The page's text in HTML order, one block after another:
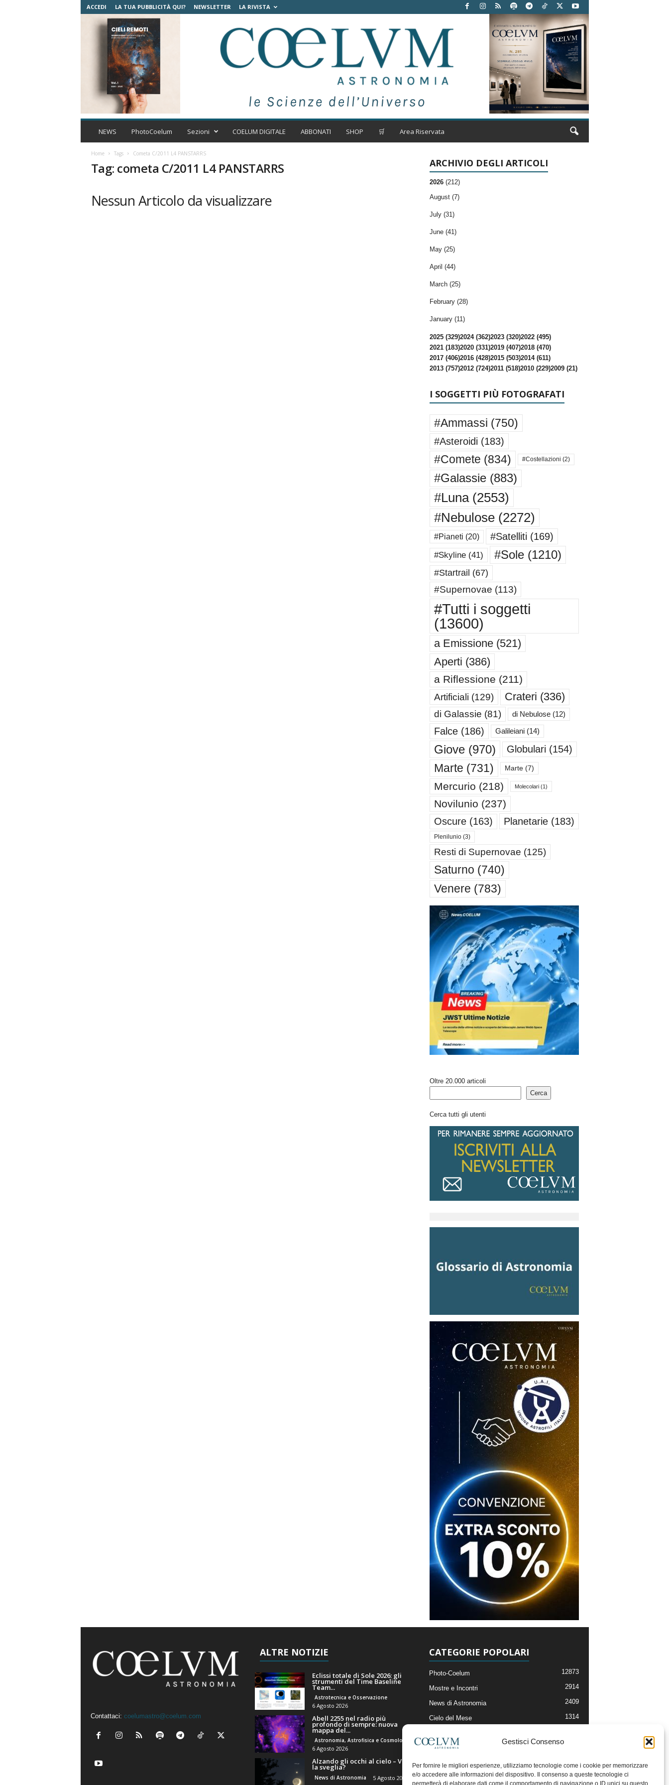
Gestisci Consenso
Per fornire le migliori esperienze, utilizziamo tecnologie come i cookie per memorizzare
e/o accedere alle informazioni del dispositivo. Il consenso a queste tecnologie ci
permetterà di elaborare dati come il comportamento di navigazione o ID unici su questo
ACCEDI LA TUA PUBBLICITÀ QUI? NEWSLETTER LA RIVISTA
C
l
m
t
NEWS PhotoCoelum Sezioni COELUM DIGITALE ABBONATI SHOP 🛒 Area Riservata
Home Tags Cometa C/2011 L4 PANSTARRS
Tag: cometa C/2011 L4 PANSTARRS
Nessun Articolo da visualizzare
ARCHIVIO DEGLI ARTICOLI
2026 (212)
August (7)
July (31)
June (41)
May (25)
April (44)
March (25)
February (28)
January (11)
2025 (329)2024 (362)2023 (320)2022 (495)
2021 (183)2020 (331)2019 (407)2018 (470)
2017 (406)2016 (428)2015 (503)2014 (611)
2013 (757)2012 (724)2011 (518)2010 (229)2009 (21)
I SOGGETTI PIÙ FOTOGRAFATI
#Ammassi (750)
#Asteroidi (183)
#Comete (834) #Costellazioni (2)
#Galassie(883)
#Luna(2553)
#Nebulose(2272)
#Pianeti (20) #Satelliti (169)
#Skyline(41) #Sole(1210)
#Startrail (67)
#Supernovae (113)
#Tutti i soggetti
(13600)
a Emissione(521)
Aperti (386)
a Riflessione (211)
Artificiali (129) Crateri (336)
di Galassie (81) di Nebulose(12)
Falce(186) Galileiani(14)
Giove(970) Globulari (154)
Marte (731) Marte(7)
Mercurio (218) Molecolari(1)
Novilunio (237)
Oscure(163) Planetarie(183)
Plenilunio(3)
Resti di Supernovae (125)
Saturno (740)
Venere (783)
Oltre 20.000 articoli
Cerca
Cerca tutti gli utenti
Contattaci: coelumastro@coelum.com
ALTRE NOTIZIE
Eclissi totale di Sole 2026: gli
strumenti del Time Baseline
Team...
Astrotecnica e Osservazione
6 Agosto 2026
Abell 2255 nel radio più
profondo di sempre: nuova
mappa del...
Astronomia, Astrofisica e Cosmologia
6 Agosto 2026
Alzando gli occhi al cielo – Vale
la sveglia?
News di Astronomia 5 Agosto 2026
CATEGORIE POPOLARI
Photo-Coelum 12873
Mostre e Incontri 2914
News di Astronomia 2409
Cielo del Mese 1314
Articoli e Risorse On-Line
Il Blog della Redazione